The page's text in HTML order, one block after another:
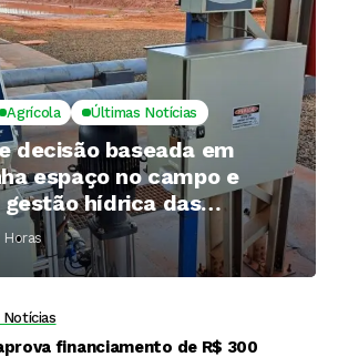
Agrícola Últimas Notícias
decisão baseada em
espaço no campo e
hídrica das
rurais
Horas
financiamento de R$ 300